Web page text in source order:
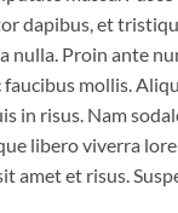
dapibus, et
nulla. Proin ante
mollis.
in risus. Nam
libero viverra
amet et risus.